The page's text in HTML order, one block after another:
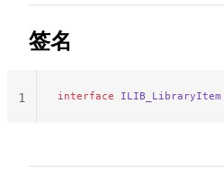
签名
interface ILIB_LibraryItem
1